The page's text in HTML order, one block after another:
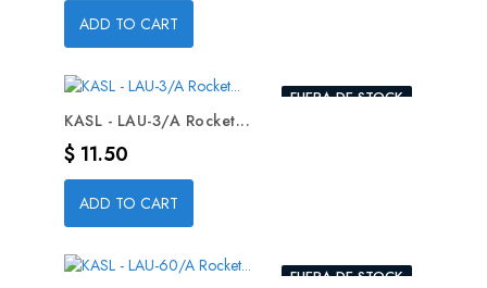
ADD TO CART
FUERA DE STOCK
KASL - LAU-3/A Rocket...
Precio
$ 11.50
ADD TO CART
FUERA DE STOCK